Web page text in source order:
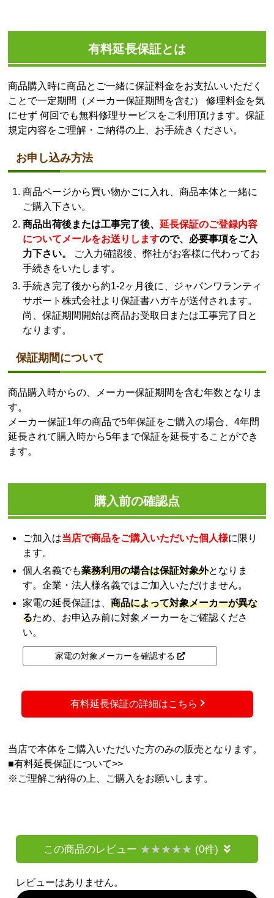
有料延長保証とは
商品購入時に商品とご一緒に保証料金をお支払いいただく
ことで一定期間（メーカー保証期間を含む） 修理料金を気
にせず 何回でも無料修理サービスをご利用頂けます。保証
規定内容をご理解・ご納得の上、お手続きください。
お申し込み方法
商品ページから買い物かごに入れ、商品本体と一緒に
ご購入下さい。
商品出荷後または工事完了後、延長保証のご登録内容
についてメールをお送りしますので、必要事項をご入
力下さい。
ご入力確認後、弊社がお客様に代わってお
手続きをいたします。
手続き完了後から約1-2ヶ月後に、ジャパンワランティ
サポート株式会社より保証書ハガキが送付されます。
尚、保証期間開始は商品お受取日または工事完了日と
なります。
保証期間について
商品購入時からの、メーカー保証期間を含む年数となりま
す。
メーカー保証1年の商品で5年保証をご購入の場合、4年間
延長されて購入時から5年まで保証を延長することができ
ます。
購入前の確認点
ご加入は当店で商品をご購入いただいた個人様に限り
ます。
個人名義でも業務利用の場合は保証対象外となりま
す。企業・法人様名義ではご加入いただけません。
家電の延長保証は、商品によって対象メーカーが異な
るため、お申込み前に対象メーカーをご確認くださ
い。
家電の対象メーカーを確認する
有料延長保証の詳細はこちら
当店で本体をご購入いただいた方のみの販売となります。
■有料延長保証について>>
※ご理解ご納得の上、ご購入をお願いします。
この商品のレビュー (0件)
レビューはありません。